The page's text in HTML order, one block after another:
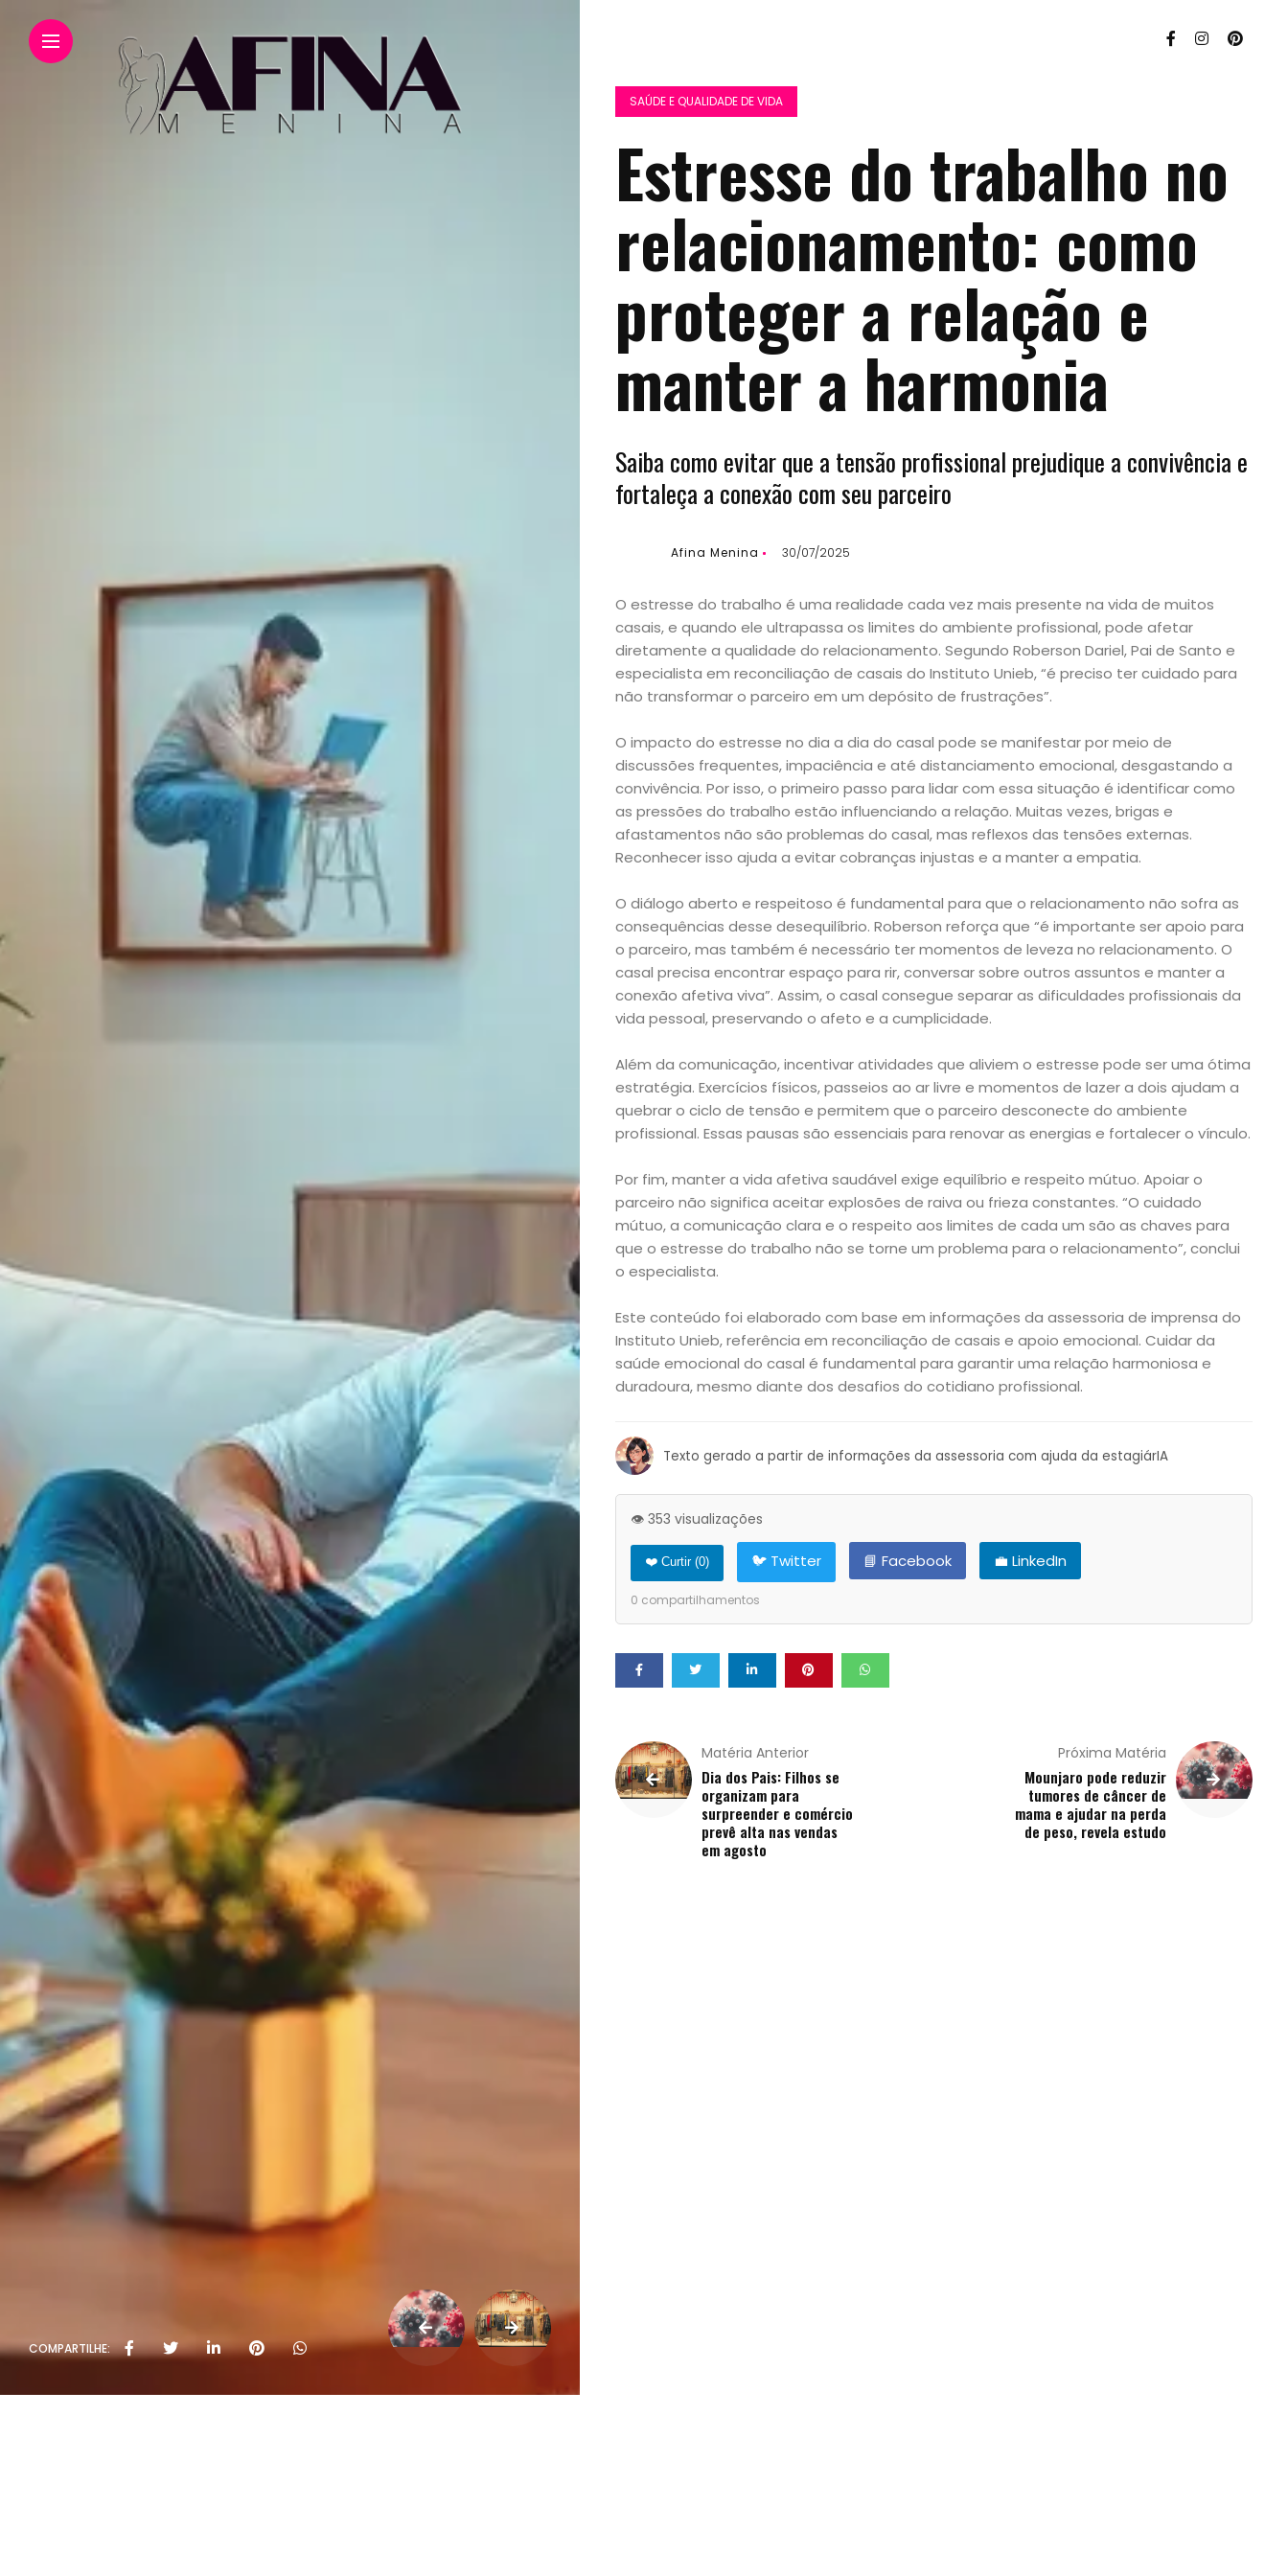
Início
Academia
Beleza
Bora
lá!
Casa
e
Decoração
Exclusiva
Homem
Mães
&
Filhos
Notícias
Opinião
Pets
Receitas
Saúde
COMPARTILHE:
SAÚDE E QUALIDADE DE VIDA
Estresse do trabalho no
relacionamento: como
proteger a relação e
manter a harmonia
Saiba como evitar que a tensão profissional prejudique a convivência e
fortaleça a conexão com seu parceiro
Afina Menina 30/07/2025
O estresse do trabalho é uma realidade cada vez mais presente na vida de muitos
casais, e quando ele ultrapassa os limites do ambiente profissional, pode afetar
diretamente a qualidade do relacionamento. Segundo Roberson Dariel, Pai de Santo e
especialista em reconciliação de casais do Instituto Unieb, “é preciso ter cuidado para
não transformar o parceiro em um depósito de frustrações”.
O impacto do estresse no dia a dia do casal pode se manifestar por meio de
discussões frequentes, impaciência e até distanciamento emocional, desgastando a
convivência. Por isso, o primeiro passo para lidar com essa situação é identificar como
as pressões do trabalho estão influenciando a relação. Muitas vezes, brigas e
afastamentos não são problemas do casal, mas reflexos das tensões externas.
Reconhecer isso ajuda a evitar cobranças injustas e a manter a empatia.
O diálogo aberto e respeitoso é fundamental para que o relacionamento não sofra as
consequências desse desequilíbrio. Roberson reforça que “é importante ser apoio para
o parceiro, mas também é necessário ter momentos de leveza no relacionamento. O
casal precisa encontrar espaço para rir, conversar sobre outros assuntos e manter a
conexão afetiva viva”. Assim, o casal consegue separar as dificuldades profissionais da
vida pessoal, preservando o afeto e a cumplicidade.
Além da comunicação, incentivar atividades que aliviem o estresse pode ser uma ótima
estratégia. Exercícios físicos, passeios ao ar livre e momentos de lazer a dois ajudam a
quebrar o ciclo de tensão e permitem que o parceiro desconecte do ambiente
profissional. Essas pausas são essenciais para renovar as energias e fortalecer o vínculo.
Por fim, manter a vida afetiva saudável exige equilíbrio e respeito mútuo. Apoiar o
parceiro não significa aceitar explosões de raiva ou frieza constantes. “O cuidado
mútuo, a comunicação clara e o respeito aos limites de cada um são as chaves para
que o estresse do trabalho não se torne um problema para o relacionamento”, conclui
o especialista.
Este conteúdo foi elaborado com base em informações da assessoria de imprensa do
Instituto Unieb, referência em reconciliação de casais e apoio emocional. Cuidar da
saúde emocional do casal é fundamental para garantir uma relação harmoniosa e
duradoura, mesmo diante dos desafios do cotidiano profissional.
Texto gerado a partir de informações da assessoria com ajuda da estagiárIA
👁️ 353 visualizações
❤️ Curtir (0) 🐦 Twitter 📘 Facebook 💼 LinkedIn
0 compartilhamentos
Matéria Anterior
Dia dos Pais: Filhos se
organizam para
surpreender e comércio
prevê alta nas vendas
em agosto
Próxima Matéria
Mounjaro pode reduzir
tumores de câncer de
mama e ajudar na perda
de peso, revela estudo